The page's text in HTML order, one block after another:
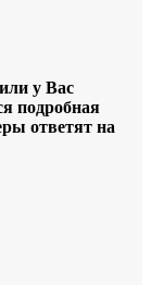
у Вас
подробная
ответят на